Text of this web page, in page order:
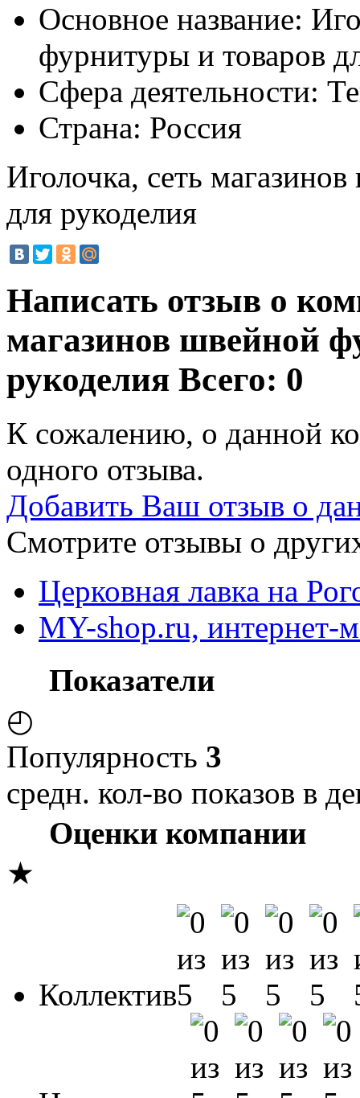
Основное название:
фурнитуры и товаров
Сфера деятельности:
Страна: Россия
Иголочка, сеть
для рукоделия
Написать отзыв о
магазинов швейной
рукоделия Всего: 0
К сожалению, о данной
одного отзыва.
Добавить Ваш отзыв о
Смотрите отзывы о
Церковная лавка на
MY-shop.ru, интернет-
Показатели
◴
Популярность 3
средн. кол-во показов в
Оценки компании
★
Коллектив